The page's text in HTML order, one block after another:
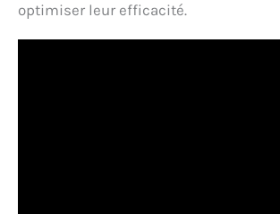
optimiser leur efficacité.